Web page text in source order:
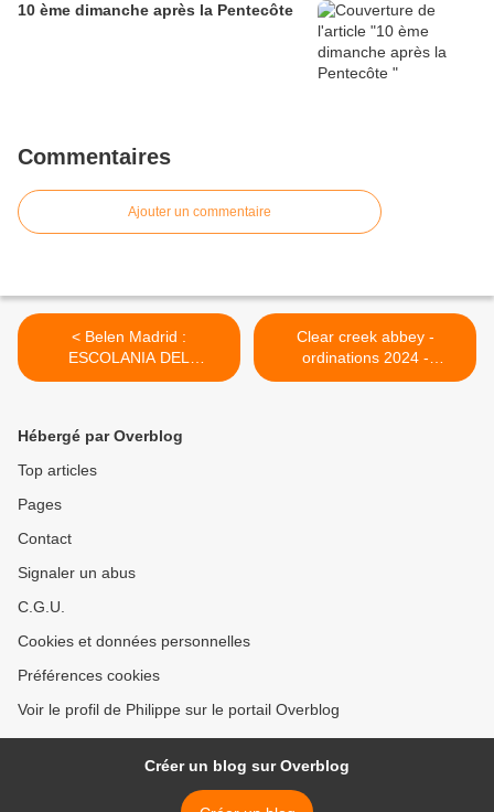
10 ème dimanche après la Pentecôte
Commentaires
Ajouter un commentaire
< Belen Madrid :
ESCOLANIA DEL
ESCORIAL
Clear creek abbey -
ordinations 2024 -
Fontgombault >
Hébergé par Overblog
Top articles
Pages
Contact
Signaler un abus
C.G.U.
Cookies et données personnelles
Préférences cookies
Voir le profil de Philippe sur le portail Overblog
Créer un blog sur Overblog